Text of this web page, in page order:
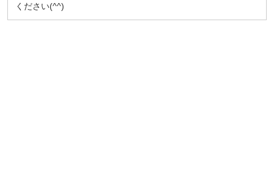
ください(^^)